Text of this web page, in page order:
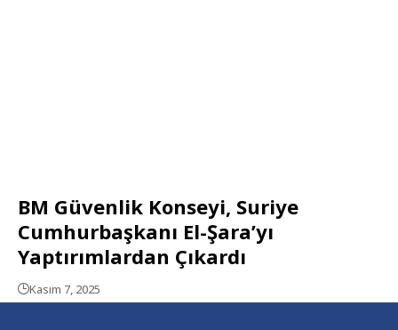
BM Güvenlik Konseyi, Suriye
Cumhurbaşkanı El-Şara’yı
Yaptırımlardan Çıkardı
Kasım 7, 2025